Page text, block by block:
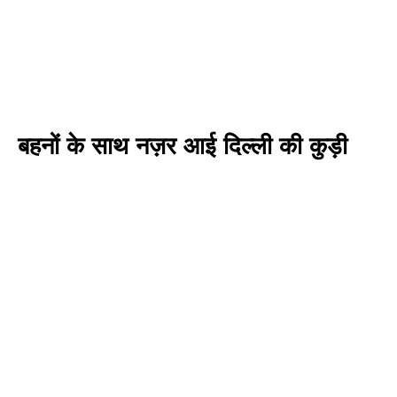
बहनों के साथ नज़र आई दिल्ली की कुड़ी